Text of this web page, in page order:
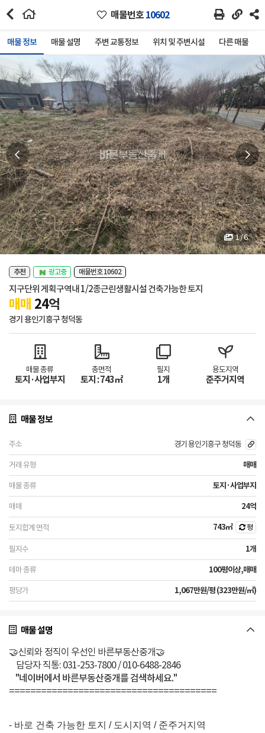
매물번호10602
매물 정보 매물 설명 주변 교통정보 위치 및 주변시설 다른 매물
1 / 6
추천 광고중 매물번호 10602
지구단위 게획구역내 1/2종근린생활시설 건축가능한 토지
매매 24억
경기 용인기흥구 청덕동
매물 종류
토지·사업부지
총면적
토지 : 743㎡
필지
1개
용도지역
준주거지역
매물 정보
경기 용인기흥구 청덕동
매매
토지·사업부지
24억
743㎡ 평
1개
100평이상,매매
1,067만원/평 (323만원/㎡)
매물 설명
🤝신뢰와 정직이 우선인 바른부동산중개🤝
담당자 직통: 031-253-7800 / 010-6488-2846
"네이버에서 바른부동산중개를 검색하세요."
=======================================
- 바로 건축 가능한 토지 / 도시지역 / 준주거지역